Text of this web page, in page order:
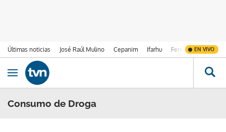
Últimas noticias José Raúl Mulino Cepanim Ifarhu Fenómeno de El
EN VIVO
Ir al contenido
Obrir navegació
Consumo de Droga